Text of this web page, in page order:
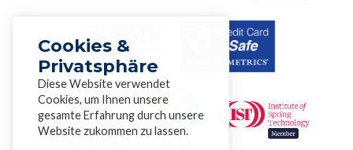
Cookies &
Privatsphäre
Diese Website verwendet
Cookies, um Ihnen unsere
gesamte Erfahrung durch unsere
Website zukommen zu lassen.